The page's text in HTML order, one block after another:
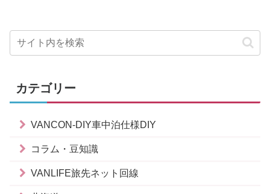
カテゴリー
VANCON-DIY車中泊仕様DIY
コラム・豆知識
VANLIFE旅先ネット回線